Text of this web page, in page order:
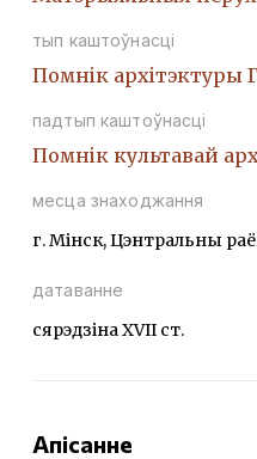
тып каштоўнасці
Помнiк архiтэктуры Г
падтып каштоўнасці
Помнiк культавай
месца знаходжання
г. Мінск, Цэнтральны
датаванне
сярэдзіна XVII ст.
Апісанне